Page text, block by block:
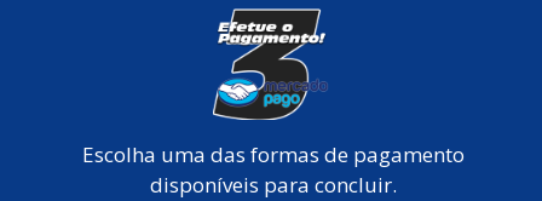
Escolha uma das formas de pagamento
disponíveis para concluir.